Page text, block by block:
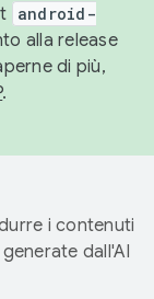
android-
alla release
di più,
.
i contenuti
dall'AI